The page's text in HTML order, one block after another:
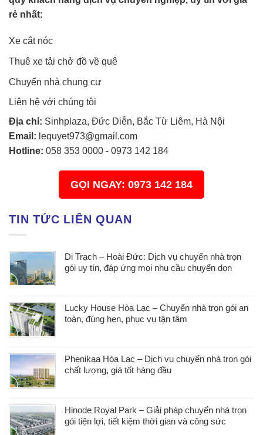
rẻ nhất:
Xe cắt nóc
Thuê xe tải chở đồ về quê
Chuyển nhà chung cư
Liên hệ với chúng tôi
Địa chỉ: Sinhplaza, Đức Diễn, Bắc Từ Liêm, Hà Nội
Email: lequyet973@gmail.com
Hotline: 058 353 0000 - 0973 142 184
GỌI NGAY: 0973 142 184
TIN TỨC LIÊN QUAN
Di Trạch – Hoài Đức: Dịch vụ chuyển nhà trọn
gói uy tín, đáp ứng mọi nhu cầu chuyển dọn
Lucky House Hòa Lạc – Chuyển nhà trọn gói an
toàn, đúng hẹn, phục vụ tận tâm
Phenikaa Hòa Lạc – Dịch vụ chuyển nhà trọn gói
chất lượng, giá tốt hàng đầu
Hinode Royal Park – Giải pháp chuyển nhà trọn
gói tiện lợi, tiết kiệm thời gian và công sức